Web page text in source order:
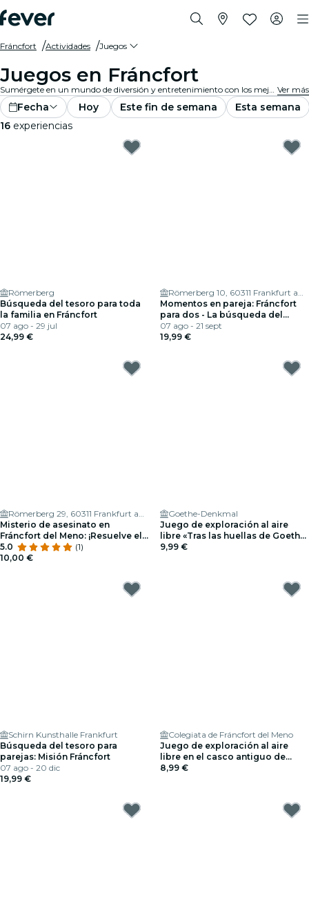
Fráncfort Actividades Juegos
Juegos en Fráncfort
Sumérgete en un mundo de diversión y entretenimiento con los mejores juegos en Fráncfort. Desde juegos de mesa hasta experiencias de realidad virtual, hay algo para que todos disfruten. Ver más
Fecha Hoy Este fin de semana
Esta semana
16 experiencias
Römerberg
Búsqueda del tesoro para toda
la familia en Fráncfort
07 ago - 29 jul
24,99 €
Römerberg 10, 60311 Frankfurt am Main
Momentos en pareja: Fráncfort
para dos - La búsqueda del
tesoro
07 ago - 21 sept
19,99 €
Römerberg 29, 60311 Frankfurt am Main, Germany
Misterio de asesinato en
Fráncfort del Meno: ¡Resuelve el
caso!
5.0
(1)
10,00 €
Goethe-Denkmal
Juego de exploración al aire
libre «Tras las huellas de Goethe
en Fráncfort»
9,99 €
Schirn Kunsthalle Frankfurt
Búsqueda del tesoro para
parejas: Misión Fráncfort
07 ago - 20 dic
19,99 €
Colegiata de Fráncfort del Meno
Juego de exploración al aire
libre en el casco antiguo de
Fráncfort
8,99 €